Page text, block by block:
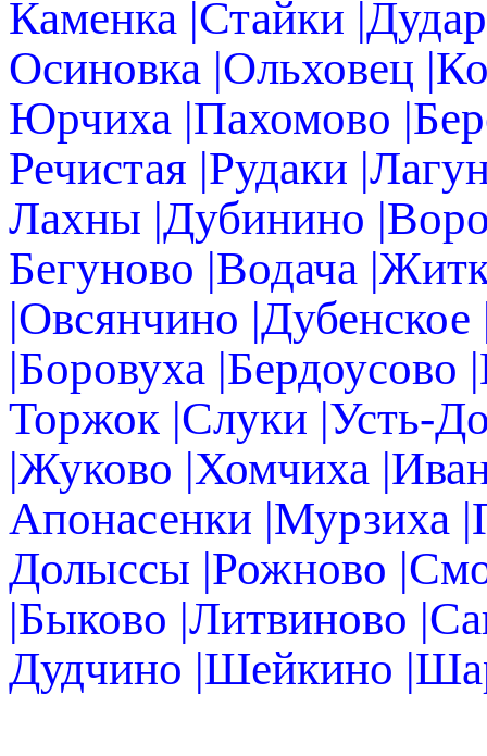
Каменка |Стайки
Осиновка |Ольховец
Юрчиха |Пахомово
Речистая |Рудаки
Лахны |Дубинино
Бегуново |Водача
|Овсянчино
|Боровуха
Торжок |Слуки |Усть-
|Жуково |Хомчиха
Апонасенки |Мурзиха
Долыссы |Рожново
|Быково |Литвиново
Дудчино |Шейкино